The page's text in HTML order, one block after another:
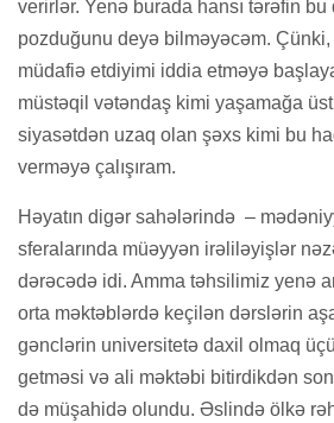
verirlər. Yenə burada hansı tərəfin bu
pozduğunu deyə bilməyəcəm. Çünki,
müdafiə etdiyimi iddia etməyə
müstəqil vətəndaş kimi yaşamağa
siyasətdən uzaq olan şəxs kimi bu
verməyə çalışıram.
Həyatın digər sahələrində –
sferalarında müəyyən irəliləyişlər
dərəcədə idi. Amma təhsilimiz yenə
orta məktəblərdə keçilən dərslərin
gənclərin universitetə daxil olmaq
getməsi və ali məktəbi bitirdikdən
də müşahidə olundu. Əslində ölkə